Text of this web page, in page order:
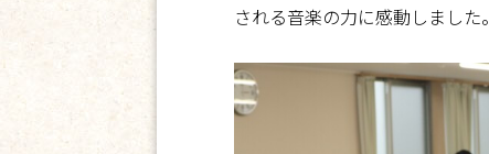
される音楽の力に感動しました。